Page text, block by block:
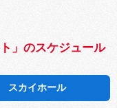
」のスケジュール
スカイホール